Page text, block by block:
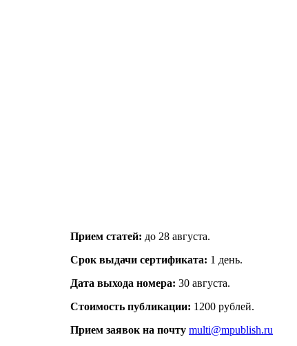
Прием статей: до 28 августа.
Срок выдачи сертификата: 1 день.
Дата выхода номера: 30 августа.
Стоимость публикации: 1200 рублей.
Прием заявок на почту multi@mpublish.ru